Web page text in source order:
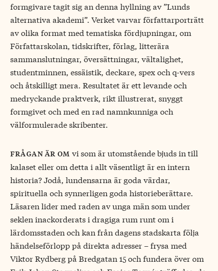
formgivare tagit sig an denna hyllning av ”Lunds
alternativa akademi”. Verket varvar författarporträtt
av olika format med tematiska fördjupningar, om
Författarskolan, tidskrifter, förlag, litterära
sammanslutningar, översättningar, vältalighet,
studentminnen, essäistik, deckare, spex och q-vers
och åtskilligt mera. Resultatet är ett levande och
medryckande praktverk, rikt illustrerat, snyggt
formgivet och med en rad namnkunniga och
välformulerade skribenter.
frågan är om vi som är utomstående bjuds in till
kalaset eller om detta i allt väsentligt är en intern
historia? Jodå, lundensarna är goda värdar,
spirituella och synnerligen goda historieberättare.
Läsaren lider med raden av unga män som under
seklen inackorderats i dragiga rum runt om i
lärdomsstaden och kan från dagens stadskarta följa
händelseförlopp på direkta adresser – frysa med
Viktor Rydberg på Bredgatan 15 och fundera över om